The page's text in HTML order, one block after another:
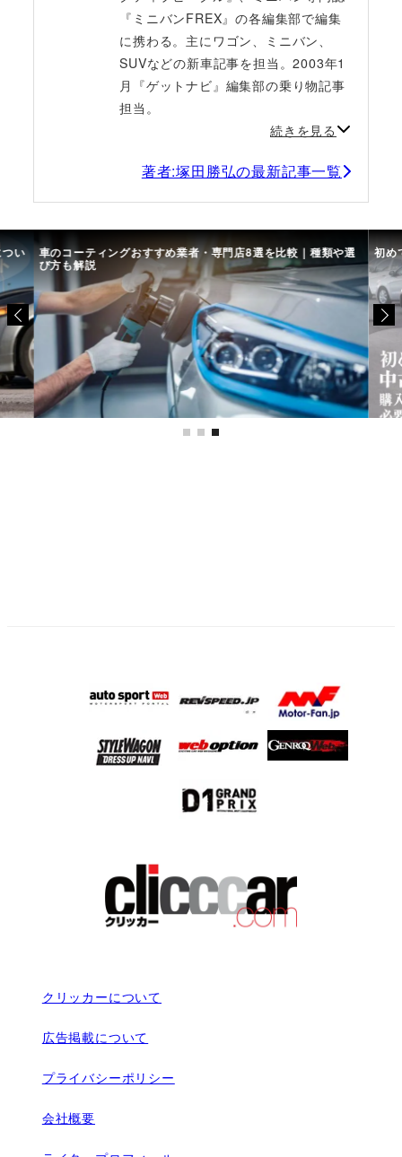
『ミニバンFREX』の各編集部で編集
に携わる。主にワゴン、ミニバン、
SUVなどの新車記事を担当。2003年1
月『ゲットナビ』編集部の乗り物記事
担当。
続きを見る
著者:塚田勝弘の最新記事一覧
い 車のコーティングおすすめ業者・専門店8選を比較｜種類や選
び方も解説
初め
クリッカーについて
広告掲載について
プライバシーポリシー
会社概要